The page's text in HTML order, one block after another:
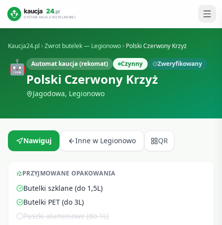
Kaucja24.pl Zwrot butelek — Legionowo Polski Czerwony Krzyż
🤖 Automat kaucja (rekomat) Czynny Zweryfikowany
Polski Czerwony Krzyż
Jagodowa, Legionowo
Nawiguj Inne w Legionowo QR
PRZYJMOWANE OPAKOWANIA
Butelki szklane (do 1,5L)
Butelki PET (do 3L)
Puszki aluminiowe (do 1L)